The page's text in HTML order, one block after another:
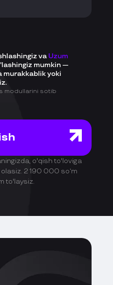
va Uzum
mumkin —
murakkablik yoki
modullarini sotib
o'qish to'loviga
2 190 000 so‘m
to'laysiz.